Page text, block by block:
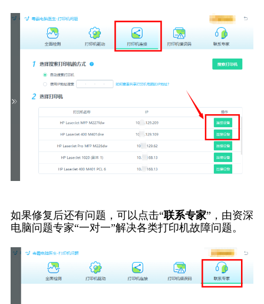
如果修复后还有问题，可以点击“联系专家”，由资深
电脑问题专家“一对一”解决各类打印机故障问题。